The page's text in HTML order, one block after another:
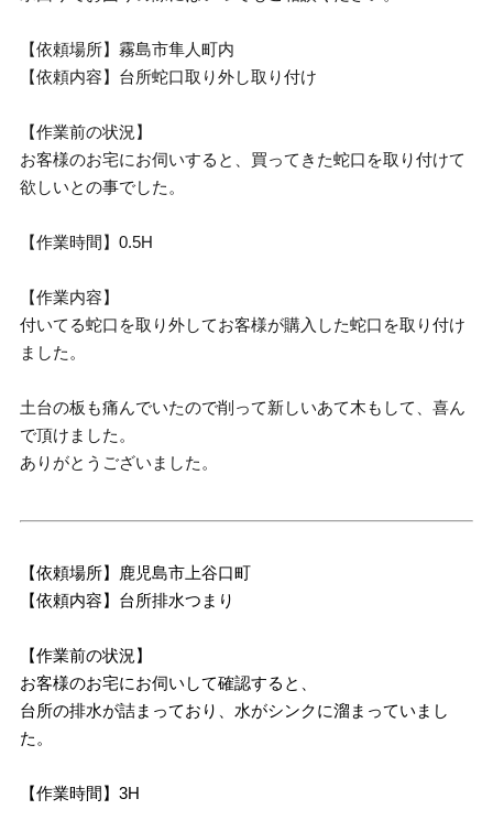
【依頼場所】霧島市隼人町内
【依頼内容】台所蛇口取り外し取り付け
【作業前の状況】
お客様のお宅にお伺いすると、買ってきた蛇口を取り付けて
欲しいとの事でした。
【作業時間】0.5H
【作業内容】
付いてる蛇口を取り外してお客様が購入した蛇口を取り付け
ました。
土台の板も痛んでいたので削って新しいあて木もして、喜ん
で頂けました。
ありがとうございました。
【依頼場所】鹿児島市上谷口町
【依頼内容】台所排水つまり
【作業前の状況】
お客様のお宅にお伺いして確認すると、
台所の排水が詰まっており、水がシンクに溜まっていまし
た。
【作業時間】3H